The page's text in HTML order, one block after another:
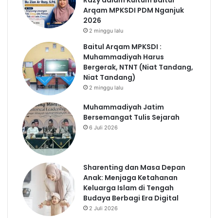
Arqam MPKSDI PDM Nganjuk
2026
2 minggu lalu
Baitul Arqam MPKSDI :
Muhammadiyah Harus
Bergerak, NTNT (Niat Tandang,
Niat Tandang)
2 minggu lalu
Muhammadiyah Jatim
Bersemangat Tulis Sejarah
6 Juli 2026
Sharenting dan Masa Depan
Anak: Menjaga Ketahanan
Keluarga Islam di Tengah
Budaya Berbagi Era Digital
2 Juli 2026